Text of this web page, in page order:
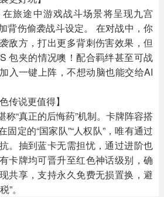
旅途中游戏战斗场景将呈现九宫
背伤偷袭战斗设定。 在对战中，你
敌方，打出更多背刺伤害效果，但
包夹的情况噢！配合羁绊甚至可战
入一键上阵，不想动脑也能交给AI
传说更值得】
称“真正的后悔药”机制。卡牌阵容搭
定的“国家队”“人权队”，唯有通过
。抽到蓝卡无需担忧，通过进阶也
卡牌均可晋升至红色神话级别，确
共享，支持永久免费无损置换，避
。